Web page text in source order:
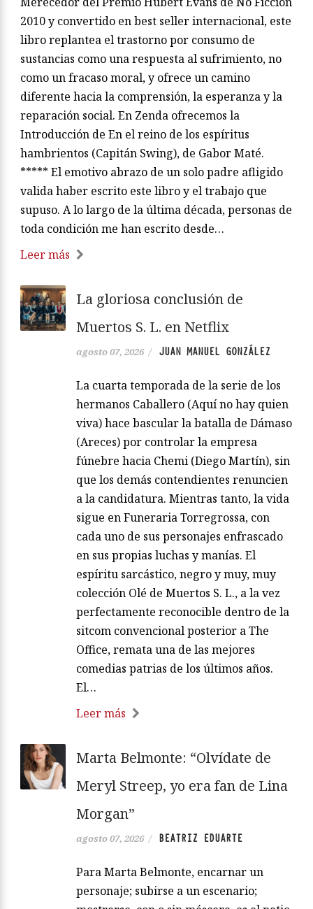
2010 y convertido en best seller internacional, este
libro replantea el trastorno por consumo de
sustancias como una respuesta al sufrimiento, no
como un fracaso moral, y ofrece un camino
diferente hacia la comprensión, la esperanza y la
reparación social. En Zenda ofrecemos la
Introducción de En el reino de los espíritus
hambrientos (Capitán Swing), de Gabor Maté.
***** El emotivo abrazo de un solo padre afligido
valida haber escrito este libro y el trabajo que
supuso. A lo largo de la última década, personas de
toda condición me han escrito desde…
Leer más
La gloriosa conclusión de
Muertos S. L. en Netflix
agosto 07, 2026 / JUAN MANUEL GONZÁLEZ
La cuarta temporada de la serie de los
hermanos Caballero (Aquí no hay quien
viva) hace bascular la batalla de Dámaso
(Areces) por controlar la empresa
fúnebre hacia Chemi (Diego Martín), sin
que los demás contendientes renuncien
a la candidatura. Mientras tanto, la vida
sigue en Funeraria Torregrossa, con
cada uno de sus personajes enfrascado
en sus propias luchas y manías. El
espíritu sarcástico, negro y muy, muy
colección Olé de Muertos S. L., a la vez
perfectamente reconocible dentro de la
sitcom convencional posterior a The
Office, remata una de las mejores
comedias patrias de los últimos años.
El…
Leer más
Marta Belmonte: “Olvídate de
Meryl Streep, yo era fan de Lina
Morgan”
agosto 07, 2026 / BEATRIZ EDUARTE
Para Marta Belmonte, encarnar un
personaje; subirse a un escenario;